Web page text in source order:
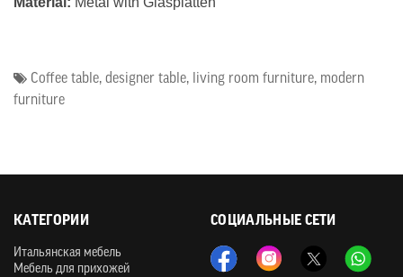
Coffee table, designer table, living room furniture, modern
furniture
СОЦИАЛЬНЫЕ СЕТИ
КАТЕГОРИИ
Итальянская мебель
Мебель для прихожей